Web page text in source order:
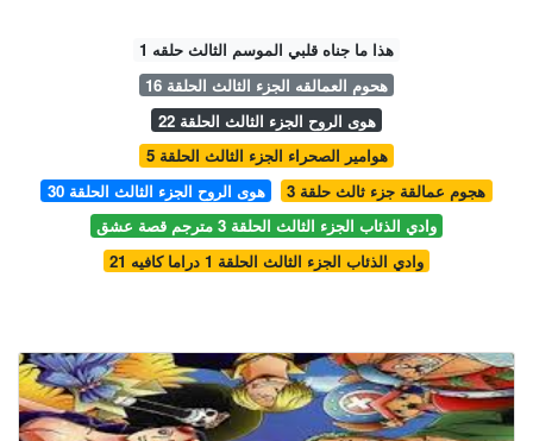
هذا ما جناه قلبي الموسم الثالث حلقه 1
هحوم العمالقه الجزء الثالث الحلقة 16
هوى الروح الجزء الثالث الحلقة 22
هوامير الصحراء الجزء الثالث الحلقة 5
هوى الروح الجزء الثالث الحلقة 30
هجوم عمالقة جزء ثالث حلقة 3
وادي الذئاب الجزء الثالث الحلقة 3 مترجم قصة عشق
وادي الذئاب الجزء الثالث الحلقة 1 دراما كافيه 21